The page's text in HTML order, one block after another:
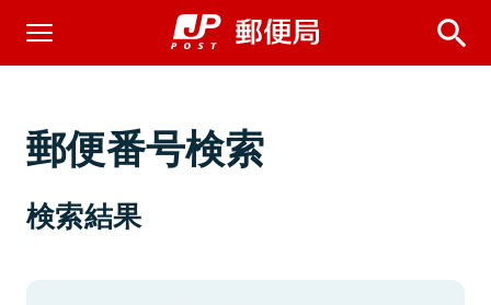
郵便番号検索
検索結果